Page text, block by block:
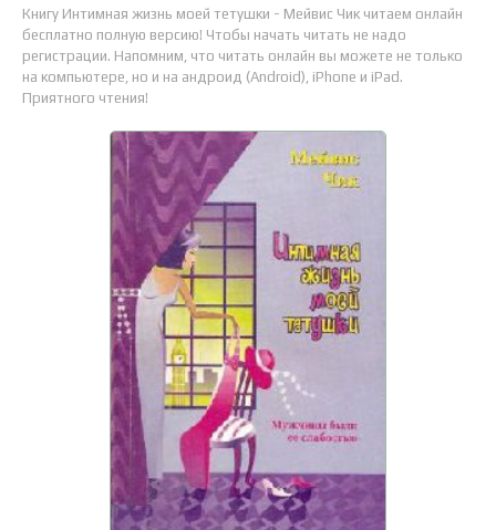
Книгу Интимная жизнь моей тетушки - Мейвис Чик читаем онлайн
бесплатно полную версию! Чтобы начать читать не надо
регистрации. Напомним, что читать онлайн вы можете не только
на компьютере, но и на андроид (Android), iPhone и iPad.
Приятного чтения!